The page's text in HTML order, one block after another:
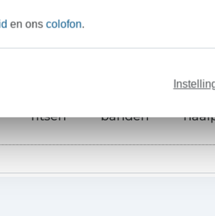
Onze tip: Dit past er bij
ritsen banden
en onscolofon.